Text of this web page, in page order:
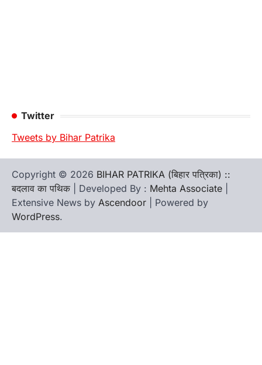
Twitter
Tweets by Bihar Patrika
Copyright © 2026 BIHAR PATRIKA (बिहार पत्रिका) ::
बदलाव का पथिक | Developed By : Mehta Associate
Extensive News by Ascendoor | Powered by
WordPress.